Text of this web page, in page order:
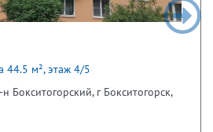
44.5 м², этаж 4/5
Бокситогорский, г Бокситогорск,